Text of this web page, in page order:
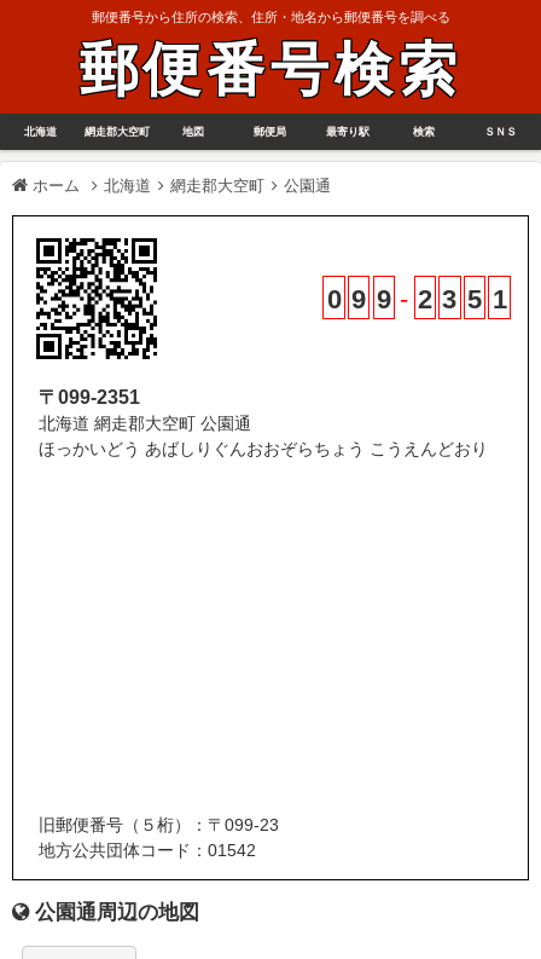
郵便番号から住所の検索、住所・地名から郵便番号を調べる
郵便番号検索
北海道 網走郡大空町 地図 郵便局 最寄り駅 検索 ＳＮＳ
ホーム 北海道 網走郡大空町 公園通
0 9 9 - 2 3 5 1
〒099-2351
北海道 網走郡大空町 公園通
ほっかいどう あばしりぐんおおぞらちょう こうえんどおり
旧郵便番号（５桁）：〒099-23
地方公共団体コード：01542
公園通周辺の地図